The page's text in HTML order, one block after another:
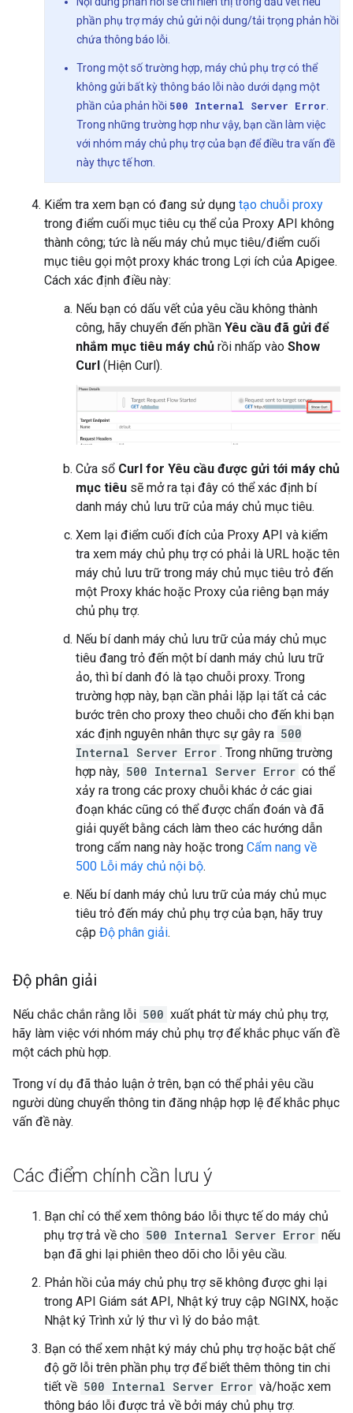
phần phụ trợ máy chủ gửi nội dung/tải trọng phản hồi
chứa thông báo lỗi.
Trong một số trường hợp, máy chủ phụ trợ có thể
không gửi bất kỳ thông báo lỗi nào dưới dạng một
phần của phản hồi 500 Internal Server Error.
Trong những trường hợp như vậy, bạn cần làm việc
với nhóm máy chủ phụ trợ của bạn để điều tra vấn đề
này thực tế hơn.
Kiểm tra xem bạn có đang sử dụng tạo chuỗi proxy
trong điểm cuối mục tiêu cụ thể của Proxy API không
thành công; tức là nếu máy chủ mục tiêu/điểm cuối
mục tiêu gọi một proxy khác trong Lợi ích của Apigee.
Cách xác định điều này:
Nếu bạn có dấu vết của yêu cầu không thành
công, hãy chuyển đến phần Yêu cầu đã gửi để
nhắm mục tiêu máy chủ rồi nhấp vào Show
Curl (Hiện Curl).
Cửa sổ Curl for Yêu cầu được gửi tới máy chủ
mục tiêu sẽ mở ra tại đây có thể xác định bí
danh máy chủ lưu trữ của máy chủ mục tiêu.
Xem lại điểm cuối đích của Proxy API và kiểm
tra xem máy chủ phụ trợ có phải là URL hoặc tên
máy chủ lưu trữ trong máy chủ mục tiêu trỏ đến
một Proxy khác hoặc Proxy của riêng bạn máy
chủ phụ trợ.
Nếu bí danh máy chủ lưu trữ của máy chủ mục
tiêu đang trỏ đến một bí danh máy chủ lưu trữ
ảo, thì bí danh đó là tạo chuỗi proxy. Trong
trường hợp này, bạn cần phải lặp lại tất cả các
bước trên cho proxy theo chuỗi cho đến khi bạn
xác định nguyên nhân thực sự gây ra 500
Internal Server Error . Trong những trường
hợp này, 500 Internal Server Error có thể
xảy ra trong các proxy chuỗi khác ở các giai
đoạn khác cũng có thể được chẩn đoán và đã
giải quyết bằng cách làm theo các hướng dẫn
trong cẩm nang này hoặc trong Cẩm nang về
500 Lỗi máy chủ nội bộ.
Nếu bí danh máy chủ lưu trữ của máy chủ mục
tiêu trỏ đến máy chủ phụ trợ của bạn, hãy truy
cập Độ phân giải.
Độ phân giải
Nếu chắc chắn rằng lỗi 500 xuất phát từ máy chủ phụ trợ,
hãy làm việc với nhóm máy chủ phụ trợ để khắc phục vấn đề
một cách phù hợp.
Trong ví dụ đã thảo luận ở trên, bạn có thể phải yêu cầu
người dùng chuyển thông tin đăng nhập hợp lệ để khắc phục
vấn đề này.
Các điểm chính cần lưu ý
Bạn chỉ có thể xem thông báo lỗi thực tế do máy chủ
phụ trợ trả về cho 500 Internal Server Error nếu
bạn đã ghi lại phiên theo dõi cho lỗi yêu cầu.
Phản hồi của máy chủ phụ trợ sẽ không được ghi lại
trong API Giám sát API, Nhật ký truy cập NGINX, hoặc
Nhật ký Trình xử lý thư vì lý do bảo mật.
Bạn có thể xem nhật ký máy chủ phụ trợ hoặc bật chế
độ gỡ lỗi trên phần phụ trợ để biết thêm thông tin chi
tiết về 500 Internal Server Error và/hoặc xem
thông báo lỗi được trả về bởi máy chủ phụ trợ.